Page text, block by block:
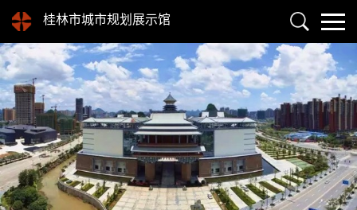
桂林市城市规划展示馆